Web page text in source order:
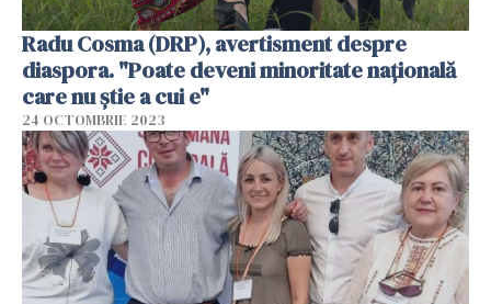
Radu Cosma (DRP), avertisment despre
diaspora. "Poate deveni minoritate naţională
care nu ştie a cui e"
24 OCTOMBRIE 2023